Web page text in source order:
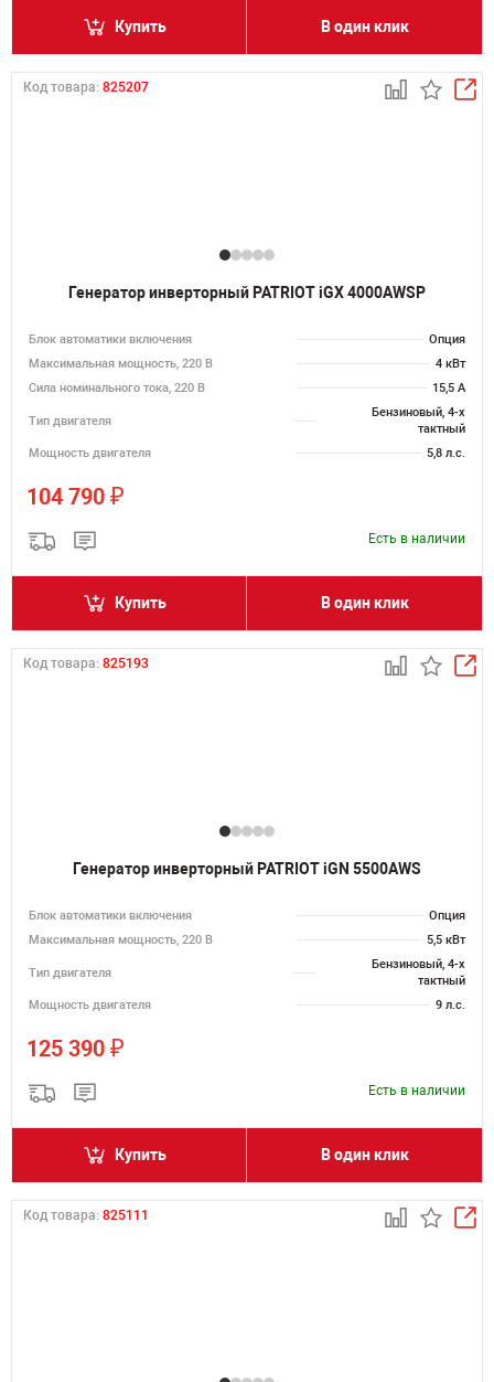
Купить В один клик
Код товара: 825207
Генератор инверторный PATRIOT iGX 4000AWSP
Блок автоматики включения
Опция
Максимальная мощность, 220 В
4 кВт
Сила номинального тока, 220 В
15,5 А
Тип двигателя
Бензиновый, 4-х
тактный
Мощность двигателя
5,8 л.с.
104 790 ₽
Есть в наличии
Купить В один клик
Код товара: 825193
Генератор инверторный PATRIOT iGN 5500AWS
Блок автоматики включения
Опция
Максимальная мощность, 220 В
5,5 кВт
Тип двигателя
Бензиновый, 4-х
тактный
Мощность двигателя
9 л.с.
125 390 ₽
Есть в наличии
Купить В один клик
Код товара: 825111